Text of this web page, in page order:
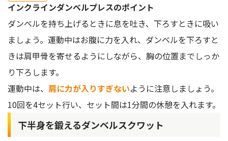
インクラインダンベルプレスのポイント
ダンベルを持ち上げるときに息を吐き、下ろすときに吸い
ましょう。運動中はお腹に力を入れ、ダンベルを下ろすと
きは肩甲骨を寄せるようにしながら、胸の位置までしっか
り下ろします。
運動中は、 肩に力が入りすぎないように注意しましょう。
10回を4セット行い、セット間は1分間の休憩を入れます。
下半身を鍛えるダンベルスクワット